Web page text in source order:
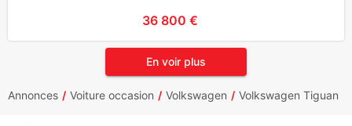
36 800 €
En voir plus
Annonces Voiture occasion Volkswagen Volkswagen Tiguan